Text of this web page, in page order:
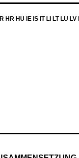
HU IE IS IT LI LT LU